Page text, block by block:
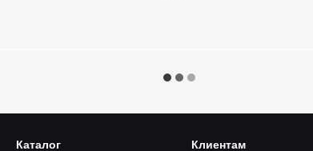
Каталог Клиентам